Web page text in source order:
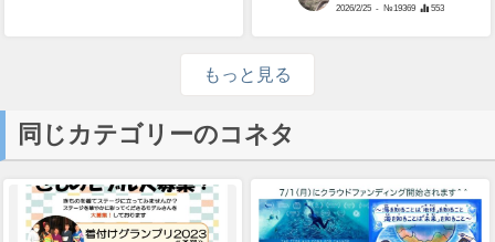
2026/2/25 - №19369 553
もっと見る
同じカテゴリーのコネタ